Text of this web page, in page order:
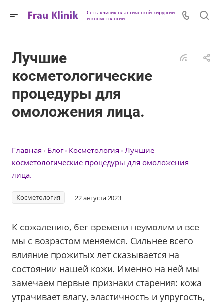
Сеть клиник пластической хирургии
и косметологии
Лучшие
косметологические
процедуры для
омоложения лица.
Главная Блог Косметология Лучшие
косметологические процедуры для омоложения
лица.
Косметология 22 августа 2023
К сожалению, бег времени неумолим и все
мы с возрастом меняемся. Сильнее всего
влияние прожитых лет сказывается на
состоянии нашей кожи. Именно на ней мы
замечаем первые признаки старения: кожа
утрачивает влагу, эластичность и упругость,